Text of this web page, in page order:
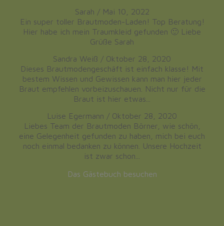
Sarah / Mai 10, 2022
Ein super toller Brautmoden-Laden! Top Beratung!
Hier habe ich mein Traumkleid gefunden 🙂 Liebe
Grüße Sarah
Sandra Weiß / Oktober 28, 2020
Dieses Brautmodengeschäft ist einfach klasse! Mit
bestem Wissen und Gewissen kann man hier jeder
Braut empfehlen vorbeizuschauen. Nicht nur für die
Braut ist hier etwas...
Luise Egermann / Oktober 28, 2020
Liebes Team der Brautmoden Börner, wie schön,
eine Gelegenheit gefunden zu haben, mich bei euch
noch einmal bedanken zu können. Unsere Hochzeit
ist zwar schon...
Das Gästebuch besuchen